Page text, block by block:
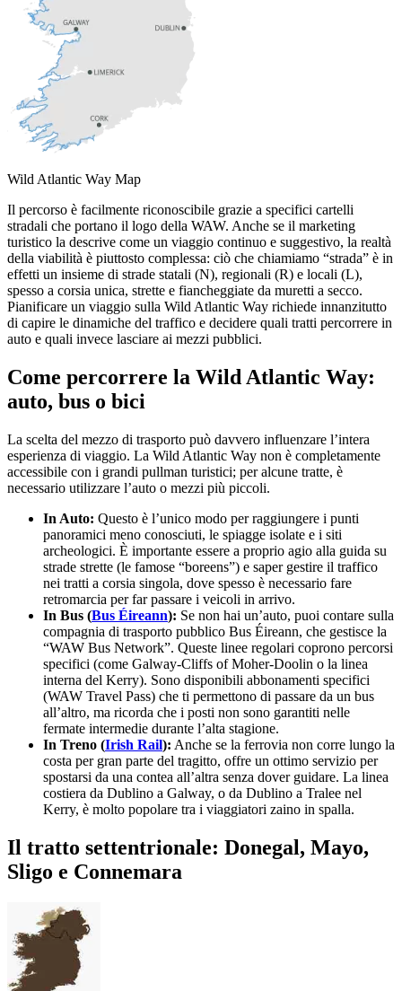
Wild Atlantic Way Map
Il percorso è facilmente riconoscibile grazie a specifici cartelli
stradali che portano il logo della WAW. Anche se il marketing
turistico la descrive come un viaggio continuo e suggestivo, la realtà
della viabilità è piuttosto complessa: ciò che chiamiamo “strada” è in
effetti un insieme di strade statali (N), regionali (R) e locali (L),
spesso a corsia unica, strette e fiancheggiate da muretti a secco.
Pianificare un viaggio sulla Wild Atlantic Way richiede innanzitutto
di capire le dinamiche del traffico e decidere quali tratti percorrere in
auto e quali invece lasciare ai mezzi pubblici.
Come percorrere la Wild Atlantic Way:
auto, bus o bici
La scelta del mezzo di trasporto può davvero influenzare l’intera
esperienza di viaggio. La Wild Atlantic Way non è completamente
accessibile con i grandi pullman turistici; per alcune tratte, è
necessario utilizzare l’auto o mezzi più piccoli.
In Auto: Questo è l’unico modo per raggiungere i punti
panoramici meno conosciuti, le spiagge isolate e i siti
archeologici. È importante essere a proprio agio alla guida su
strade strette (le famose “boreens”) e saper gestire il traffico
nei tratti a corsia singola, dove spesso è necessario fare
retromarcia per far passare i veicoli in arrivo.
In Bus (Bus Éireann): Se non hai un’auto, puoi contare sulla
compagnia di trasporto pubblico Bus Éireann, che gestisce la
“WAW Bus Network”. Queste linee regolari coprono percorsi
specifici (come Galway-Cliffs of Moher-Doolin o la linea
interna del Kerry). Sono disponibili abbonamenti specifici
(WAW Travel Pass) che ti permettono di passare da un bus
all’altro, ma ricorda che i posti non sono garantiti nelle
fermate intermedie durante l’alta stagione.
In Treno (Irish Rail): Anche se la ferrovia non corre lungo la
costa per gran parte del tragitto, offre un ottimo servizio per
spostarsi da una contea all’altra senza dover guidare. La linea
costiera da Dublino a Galway, o da Dublino a Tralee nel
Kerry, è molto popolare tra i viaggiatori zaino in spalla.
Il tratto settentrionale: Donegal, Mayo,
Sligo e Connemara